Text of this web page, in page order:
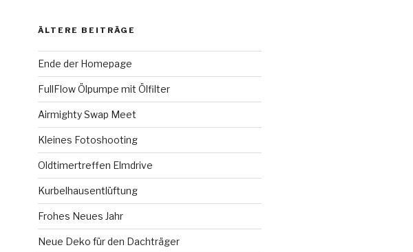
ÄLTERE BEITRÄGE
Ende der Homepage
FullFlow Ölpumpe mit Ölfilter
Airmighty Swap Meet
Kleines Fotoshooting
Oldtimertreffen Elmdrive
Kurbelhausentlüftung
Frohes Neues Jahr
Neue Deko für den Dachträger